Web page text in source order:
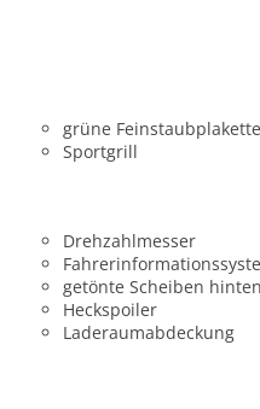
grüne Feinstaubplakette
Sportgrill
Drehzahlmesser
getönte Scheiben hinten
Heckspoiler
Laderaumabdeckung